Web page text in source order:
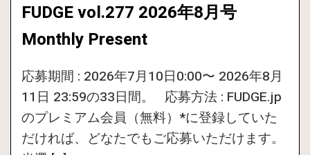
FUDGE vol.277 2026年8月号
Monthly Present
応募期間 : 2026年7月10日0:00〜 2026年8月
11日 23:59の33日間。 応募方法 : FUDGE.jp
のプレミアム会員（無料）*に登録していた
だければ、どなたでもご応募いただけます。